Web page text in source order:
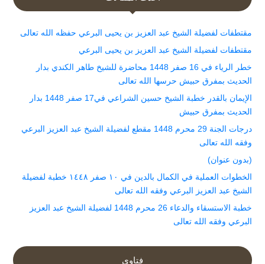
مقتطفات لفضيلة الشيخ عبد العزيز بن يحيى البرعي حفظه الله تعالى
مقتطفات لفضيلة الشيخ عبد العزيز بن يحيى البرعي
خطر الرياء في 16 صفر 1448 محاضرة للشيخ طاهر الكندي بدار
الحديث بمفرق حبيش حرسها الله تعالى
الإيمان بالقدر خطبة الشيخ حسين الشراعي في17 صفر 1448 بدار
الحديث بمفرق حبيش
درجات الجنة 29 محرم 1448 مقطع لفضيلة الشيخ عبد العزيز البرعي
وفقه الله تعالى
(بدون عنوان)
الخطوات العملية في الكمال بالدين في ١٠ صفر ١٤٤٨ خطبة لفضيلة
الشيخ عبد العزيز البرعي وفقه الله تعالى
خطبة الاستسقاء والدعاء 26 محرم 1448 لفضيلة الشيخ عبد العزيز
البرعي وفقه الله تعالى
فتاوى